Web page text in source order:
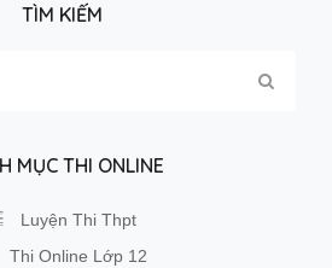
TÌM KIẾM
MỤC THI ONLINE
Luyện Thi Thpt
Thi Online Lớp 12